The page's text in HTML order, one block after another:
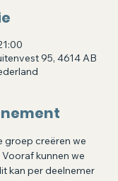
95, 4614 AB
groep creëren we
kunnen we
kan per deelnemer